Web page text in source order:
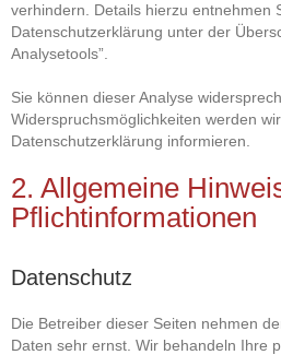
verhindern. Details hierzu entnehmen
Datenschutzerklärung unter der
Analysetools”.
Sie können dieser Analyse
Widerspruchsmöglichkeiten werden
Datenschutzerklärung informieren.
2. Allgemeine
Pflichtinformationen
Datenschutz
Die Betreiber dieser Seiten nehmen
Daten sehr ernst. Wir behandeln Ihre